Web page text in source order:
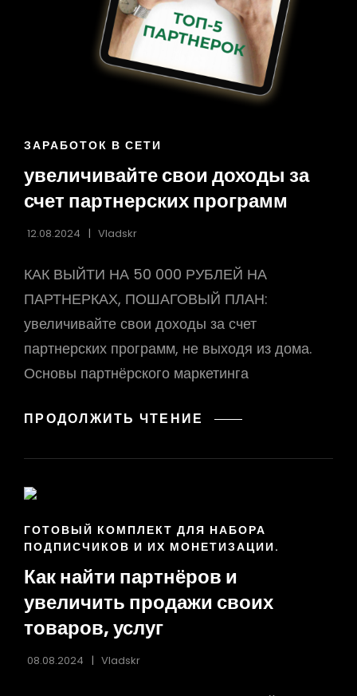
ССЫЛКИ
ЗАРАБОТОК В СЕТИ
увеличивайте свои доходы за
счет партнерских программ
12.08.2024 Vladskr
КАК ВЫЙТИ НА 50 000 РУБЛЕЙ НА
ПАРТНЕРКАХ, ПОШАГОВЫЙ ПЛАН:
увеличивайте свои доходы за счет
партнерских программ, не выходя из дома.
Основы партнёрского маркетинга
ПРОДОЛЖИТЬ ЧТЕНИЕ УВЕЛИЧИВАЙТЕ
ДОХОДЫ
ПРОГРАММ
ССЫЛКИ
РУБРИК
ГОТОВЫЙ КОМПЛЕКТ ДЛЯ НАБОРА
ПОДПИСЧИКОВ И ИХ МОНЕТИЗАЦИИ.
Как найти партнёров и
увеличить продажи своих
товаров, услуг
08.08.2024 Vladskr